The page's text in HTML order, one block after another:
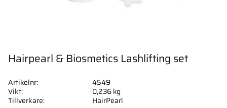
Hairpearl & Biosmetics Lashlifting set
Artikelnr
4549
Vikt
0,236 kg
Tillverkare
HairPearl